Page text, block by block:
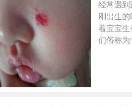
经常遇到
刚出生
着宝宝生
们俗称为